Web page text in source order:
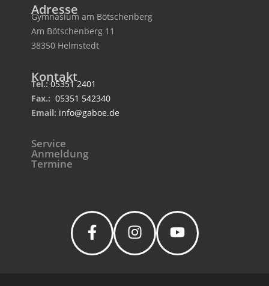
Adresse
Gymnasium am Bötschenberg
Am Bötschenberg 11
38350 Helmstedt
Kontakt
Tel.:05351 2401
Fax.:05351 542340
Email: info@gaboe.de
Service
Anmeldung
Termine